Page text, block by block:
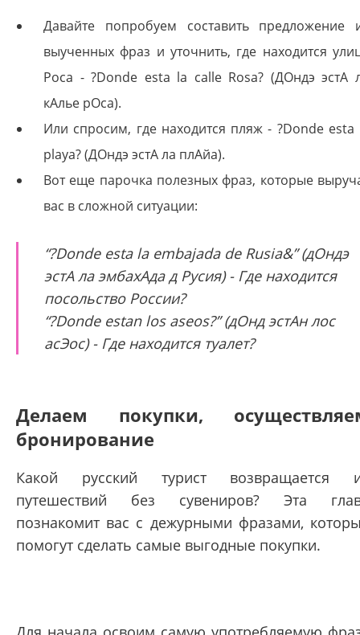
Давайте попробуем составить предложение
выученных фраз и уточнить, где находится
Роса - ?Donde esta la calle Rosa? (ДОндэ эстА
кАлье рОса).
Или спросим, где находится пляж - ?Donde esta
playa? (ДОндэ эстА ла плАйа).
Вот еще парочка полезных фраз, которые
вас в сложной ситуации:
“?Donde esta la embajada de Rusia&” (дОндэ
эстА ла эмбахАда д Русия) - Где находится
посольство России?
“?Donde estan los aseos?” (дОнд эстАн лос
асЭос) - Где находится туалет?
Делаем покупки,
бронирование
Какой русский турист возвращается
путешествий без сувениров? Эта
познакомит вас с дежурными фразами,
помогут сделать самые выгодные покупки.